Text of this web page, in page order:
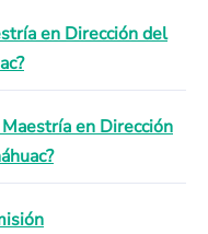
en Dirección del
en Dirección